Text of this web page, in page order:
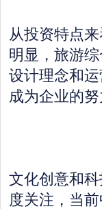
从投资特点
明显，旅游
设计理念和
成为企业的努
文化创意和
度关注，当